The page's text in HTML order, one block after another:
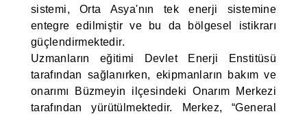
sistemi, Orta Asya'nın tek enerji sistemine
entegre edilmiştir ve bu da bölgesel istikrarı
güçlendirmektedir.
Uzmanların eğitimi Devlet Enerji Enstitüsü
tarafından sağlanırken, ekipmanların bakım ve
onarımı Büzmeyin ilçesindeki Onarım Merkezi
tarafından yürütülmektedir. Merkez, “General